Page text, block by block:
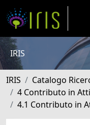
IRIS
IRIS
Catalogo
4 Contributo in
4.1 Contributo in